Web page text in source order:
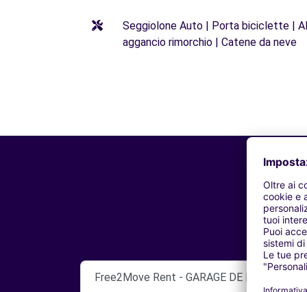
Seggiolone Auto | Porta biciclette |
aggancio rimorchio | Catene da neve
Free2Move Rent - GARAGE DE L' ETAPE